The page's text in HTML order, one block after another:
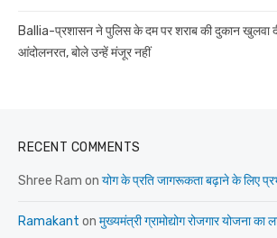
Ballia-प्रशासन ने पुलिस के दम पर शराब की दुकान खुलवा
आंदोलनरत, बोले उन्हें मंजूर नहीं
RECENT COMMENTS
Shree Ram on योग के प्रति जागरूकता बढ़ाने के लिए
Ramakant on मुख्यमंत्री ग्रामोद्योग रोजगार योजना का